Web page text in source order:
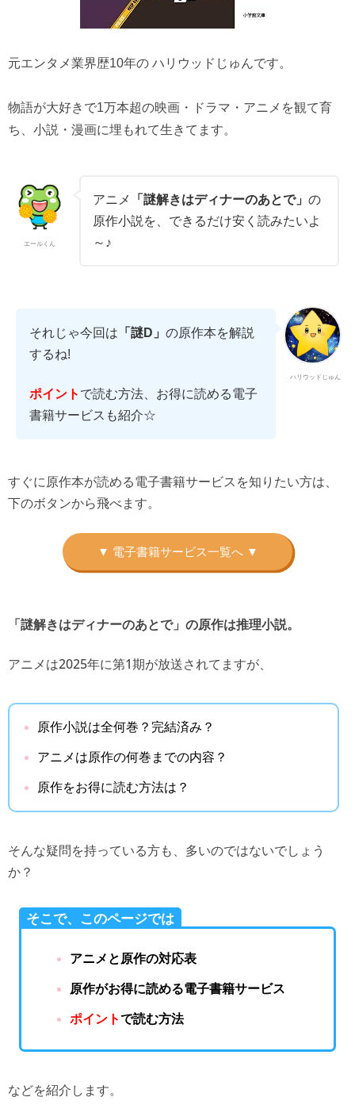
元エンタメ業界歴10年の ハリウッドじゅんです。
物語が大好きで1万本超の映画・ドラマ・アニメを観て育
ち、小説・漫画に埋もれて生きてます。
エールくん
アニメ 「謎解きはディナーのあとで」 の
原作小説を、できるだけ安く読みたいよ
～♪
ハリウッドじゅん
それじゃ今回は 「謎D」 の原作本を解説
するね!
ポイント で読む方法、お得に読める電子
書籍サービスも紹介☆
すぐに原作本が読める電子書籍サービスを知りたい方は、
下のボタンから飛べます。
「謎解きはディナーのあとで」の原作は推理小説。
アニメは2025年に第1期が放送されてますが、
原作小説は全何巻？完結済み？
アニメは原作の何巻までの内容？
原作をお得に読む方法は？
そんな疑問を持っている方も、多いのではないでしょう
か？
そこで、このページでは
アニメと原作の対応表
原作がお得に読める電子書籍サービス
ポイントで読む方法
などを紹介します。